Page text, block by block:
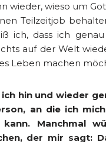
wieder, wieso um
Teilzeitjob
ich, dass ich genau
auf der Welt
Leben machen
ich hin und wieder
an die ich
kann. Manchmal
der mir sagt: